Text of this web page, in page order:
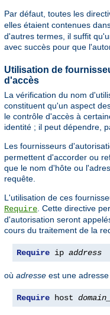
Par défaut, toutes les
elles étaient contenues
d'autres termes, il suffit
avec succès pour que
Utilisation de
d'accès
La vérification du nom
constituent qu'un aspect
le contrôle d'accès à
identité ; il peut dépendre,
Les fournisseurs
permettent d'accorder ou
que le nom d'hôte ou
requête.
L'utilisation de ces
Require . Cette directive
d'autorisation seront
cours du traitement de la
Require ip address
où adresse est une
Require host